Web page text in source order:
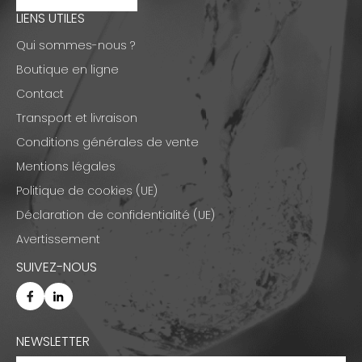
LIENS UTILES
Qui sommes-nous ?
Boutique en ligne
Contact
Transport et livraison
Conditions générales de vente
Mentions légales
Politique de cookies (UE)
Déclaration de confidentialité (UE)
Avertissement
SUIVEZ-NOUS
NEWSLETTER